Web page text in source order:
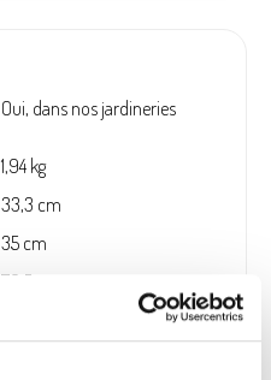
Oui, dans nos jardineries
1,94 kg
33,3 cm
35 cm
76,5 cm